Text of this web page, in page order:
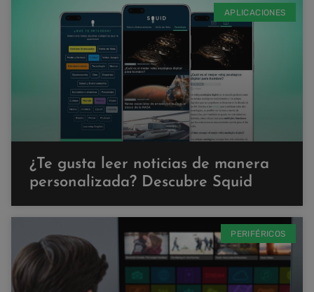
APLICACIONES
¿Te gusta leer noticias de manera
personalizada? Descubre Squid
PERIFÉRICOS